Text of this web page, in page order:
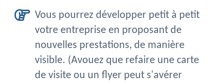
Vous pourrez développer petit à petit
votre entreprise en proposant de
nouvelles prestations, de manière
visible. (Avouez que refaire une carte
de visite ou un flyer peut s'avérer